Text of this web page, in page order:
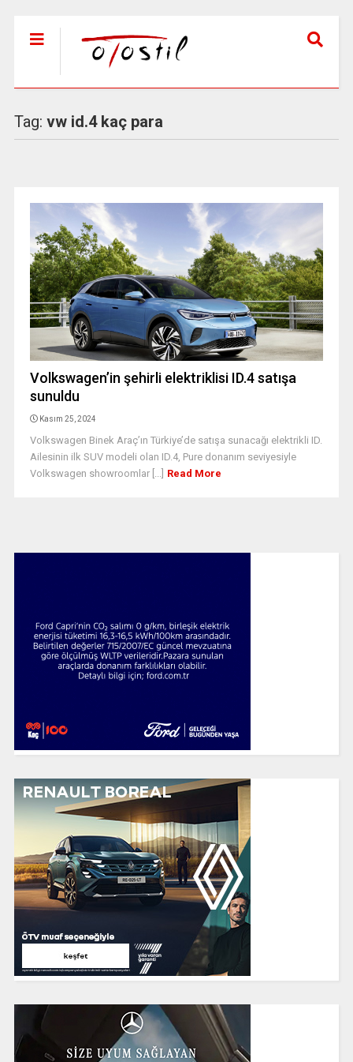
Tag: vw id.4 kaç para
Volkswagen’in şehirli elektriklisi ID.4 satışa
sunuldu
Kasım 25, 2024
Volkswagen Binek Araç’ın Türkiye’de satışa sunacağı elektrikli ID.
Ailesinin ilk SUV modeli olan ID.4, Pure donanım seviyesiyle
Volkswagen showroomlar [...] Read More